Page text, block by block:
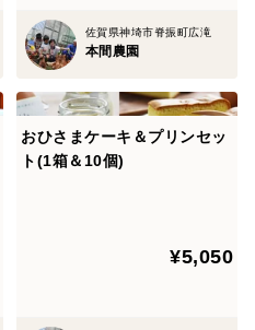
佐賀県神埼市脊振町広滝
本間農園
おひさまケーキ＆プリンセッ
ト(1箱＆10個)
¥5,050